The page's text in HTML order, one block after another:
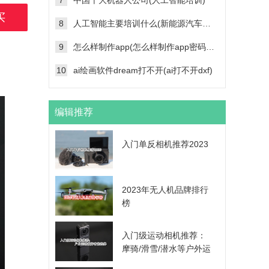
8
9
10 ai绘画软件dream打不开(ai打不开dxf)
编辑推荐
入门单反相机推荐2023
2023年无人机品牌排行
榜
入门级运动相机推荐：
摩骑/滑雪/潜水等户外运